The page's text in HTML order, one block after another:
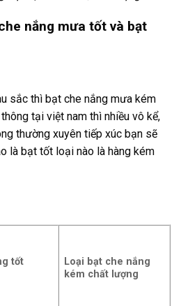
nắng mưa tốt và bạt
sắc thì bạt che nắng mưa kém
tại việt nam thì nhiều vô kể,
thường xuyên tiếp xúc bạn sẽ
là bạt tốt loại nào là hàng kém
tốt
Loại bạt che nắng
kém chất lượng